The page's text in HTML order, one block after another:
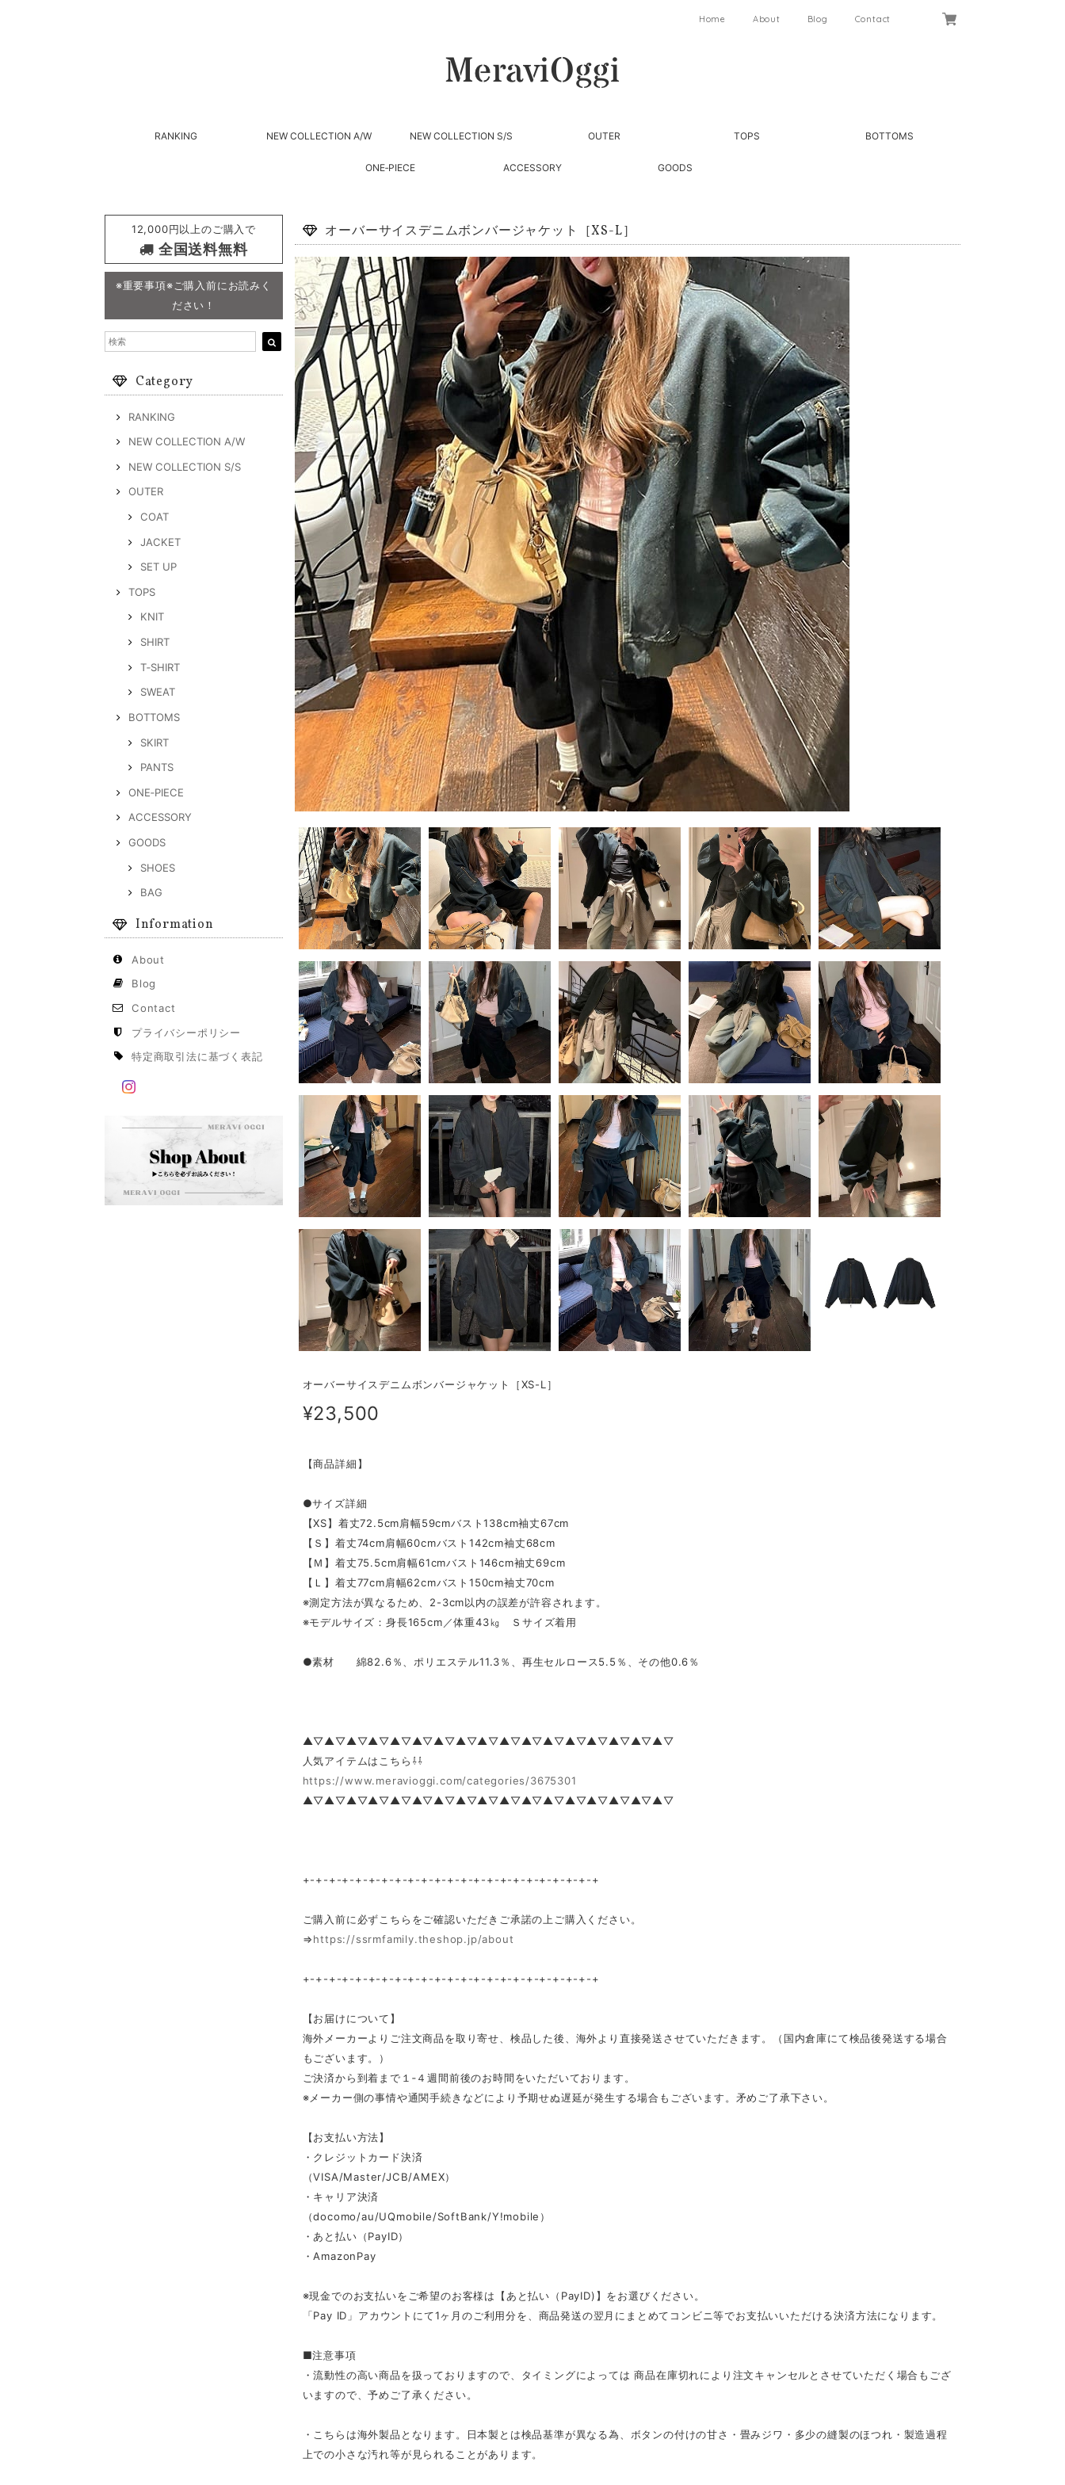
Home About Blog Contact
RANKING NEW COLLECTION A/W NEW COLLECTION S/S OUTER TOPS BOTTOMS
ONE‐PIECE ACCESSORY GOODS
12,000円以上のご購入で
全国送料無料
※重要事項※ご購入前にお読みく
ださい！
Category
RANKING
NEW COLLECTION A/W
NEW COLLECTION S/S
OUTER
COAT
JACKET
SET UP
TOPS
KNIT
SHIRT
T‐SHIRT
SWEAT
BOTTOMS
SKIRT
PANTS
ONE‐PIECE
ACCESSORY
GOODS
SHOES
BAG
Information
About
Blog
Contact
プライバシーポリシー
特定商取引法に基づく表記
オーバーサイスデニムボンバージャケット［XS-L］
オーバーサイスデニムボンバージャケット［XS-L］
¥23,500
【商品詳細】
●サイズ詳細
【XS】着丈72.5cm肩幅59cmバスト138cm袖丈67cm
【Ｓ】着丈74cm肩幅60cmバスト142cm袖丈68cm
【Ｍ】着丈75.5cm肩幅61cmバスト146cm袖丈69cm
【Ｌ】着丈77cm肩幅62cmバスト150cm袖丈70cm
※測定方法が異なるため、2-3cm以内の誤差が許容されます。
※モデルサイズ：身長165cm／体重43㎏ Ｓサイズ着用
●素材 綿82.6％、ポリエステル11.3％、再生セルロース5.5％、その他0.6％
▲▽▲▽▲▽▲▽▲▽▲▽▲▽▲▽▲▽▲▽▲▽▲▽▲▽▲▽▲▽▲▽▲▽
人気アイテムはこちら⇩⇩
https://www.meravioggi.com/categories/3675301
▲▽▲▽▲▽▲▽▲▽▲▽▲▽▲▽▲▽▲▽▲▽▲▽▲▽▲▽▲▽▲▽▲▽
+-+-+-+-+-+-+-+-+-+-+-+-+-+-+-+-+-+-+-+-+-+-+
ご購入前に必ずこちらをご確認いただきご承諾の上ご購入ください。
⇒https://ssrmfamily.theshop.jp/about
+-+-+-+-+-+-+-+-+-+-+-+-+-+-+-+-+-+-+-+-+-+-+
【お届けについて】
海外メーカーよりご注文商品を取り寄せ、検品した後、海外より直接発送させていただきます。（国内倉庫にて検品後発送する場合
もございます。）
ご決済から到着まで１‐４週間前後のお時間をいただいております。
※メーカー側の事情や通関手続きなどにより予期せぬ遅延が発生する場合もございます。矛めご了承下さい。
【お支払い方法】
・クレジットカード決済
（VISA/Master/JCB/AMEX）
・キャリア決済
（docomo/au/UQmobile/SoftBank/Y!mobile）
・あと払い（PayID）
・AmazonPay
※現金でのお支払いをご希望のお客様は【あと払い（PayID)】をお選びください。
「Pay ID」アカウントにて1ヶ月のご利用分を、商品発送の翌月にまとめてコンビニ等でお支払いいただける決済方法になります。
■注意事項
・流動性の高い商品を扱っておりますので、タイミングによっては 商品在庫切れにより注文キャンセルとさせていただく場合もござ
いますので、予めご了承ください。
・こちらは海外製品となります。日本製とは検品基準が異なる為、ボタンの付けの甘さ・畳みジワ・多少の縫製のほつれ・製造過程
上での小さな汚れ等が見られることがあります。